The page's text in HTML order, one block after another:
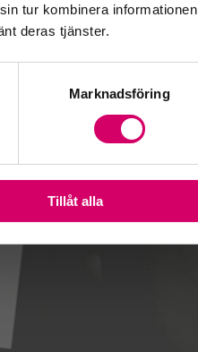
tur kombinera informationen
deras tjänster.
Marknadsföring
Tillåt alla
Lägg till i kalender